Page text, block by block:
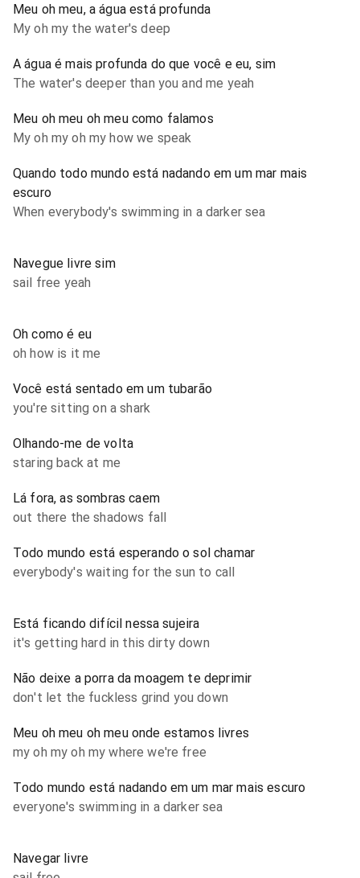
Meu oh meu, a água está profunda
My oh my the water's deep
A água é mais profunda do que você e eu, sim
The water's deeper than you and me yeah
Meu oh meu oh meu como falamos
My oh my oh my how we speak
Quando todo mundo está nadando em um mar mais
escuro
When everybody's swimming in a darker sea
Navegue livre sim
sail free yeah
Oh como é eu
oh how is it me
Você está sentado em um tubarão
you're sitting on a shark
Olhando-me de volta
staring back at me
Lá fora, as sombras caem
out there the shadows fall
Todo mundo está esperando o sol chamar
everybody's waiting for the sun to call
Está ficando difícil nessa sujeira
it's getting hard in this dirty down
Não deixe a porra da moagem te deprimir
don't let the fuckless grind you down
Meu oh meu oh meu onde estamos livres
my oh my oh my where we're free
Todo mundo está nadando em um mar mais escuro
everyone's swimming in a darker sea
Navegar livre